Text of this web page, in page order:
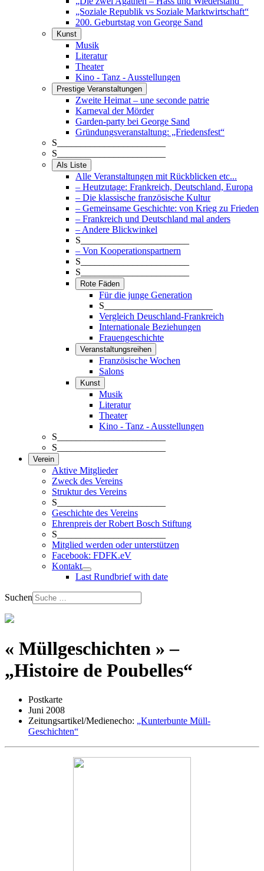
„Soziale Republik vs Soziale Marktwirtschaft“
200. Geburtstag von George Sand
Kunst
Musik
Literatur
Theater
Kino - Tanz - Ausstellungen
Prestige Veranstaltungen
Zweite Heimat – une seconde patrie
Karneval der Mörder
Garden-party bei George Sand
Gründungsveranstaltung: „Friedensfest“
S_______________________
S_______________________
Als Liste
Alle Veranstaltungen mit Rückblicken etc...
– Heutzutage: Frankreich, Deutschland, Europa
– Die klassische französische Kultur
– Gemeinsame Geschichte: von Krieg zu Frieden
– Frankreich und Deutschland mal anders
– Andere Blickwinkel
S_______________________
– Von Kooperationspartnern
S_______________________
S_______________________
Rote Fäden
Für die junge Generation
S_______________________
Vergleich Deuschland-Frankreich
Internationale Beziehungen
Frauengeschichte
Veranstaltungsreihen
Französische Wochen
Salons
Kunst
Musik
Literatur
Theater
Kino - Tanz - Ausstellungen
S_______________________
S_______________________
Verein
Aktive Mitglieder
Zweck des Vereins
Struktur des Vereins
S_______________________
Geschichte des Vereins
Ehrenpreis der Robert Bosch Stiftung
S_______________________
Mitglied werden oder unterstützen
Facebook: FDFK.eV
Kontakt
Last Rundbrief with date
Suchen
« Müllgeschichten » –
„Histoire de Poubelles“
Postkarte
Juni 2008
Zeitungsartikel/Medienecho: „Kunterbunte Müll-
Geschichten“